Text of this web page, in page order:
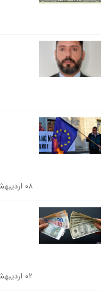
۰۸ اردیبهشت ۱۳۹۹
۰۲ اردیبهشت ۱۳۹۷